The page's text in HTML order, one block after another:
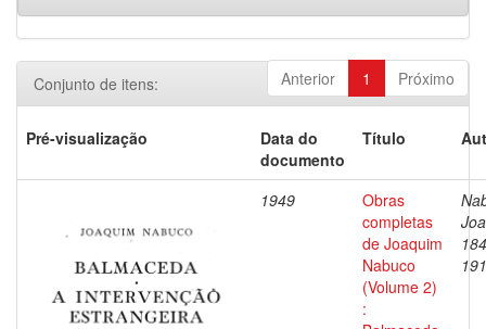
Anterior 1 Próximo
Conjunto de itens:
Pré-visualização
Data do
documento
Título
1949
Obras
completas
de Joaquim
Nabuco
(Volume 2)
: